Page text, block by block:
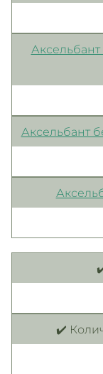
Аксельбант
✔️